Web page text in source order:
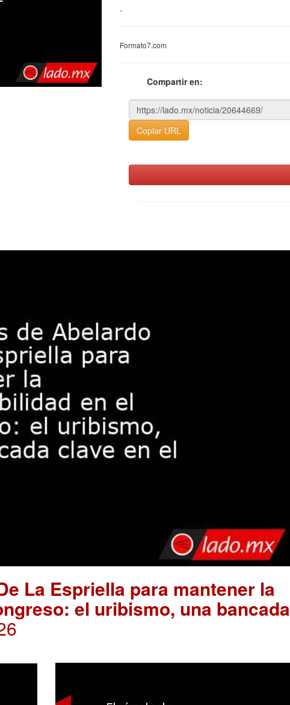
.
Formato7.com
Compartir en:
Copiar URL
La Espriella para mantener la
el uribismo, una bancada